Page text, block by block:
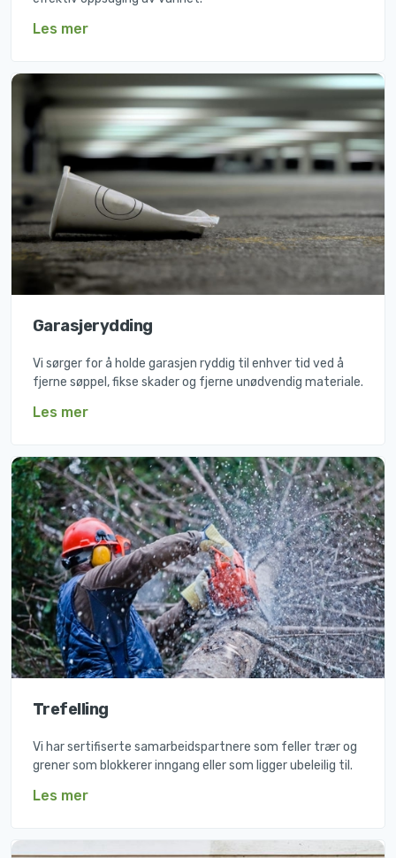
Les mer
Garasjerydding
Vi sørger for å holde garasjen ryddig til enhver tid ved å
fjerne søppel, fikse skader og fjerne unødvendig materiale.
Les mer
Trefelling
Vi har sertifiserte samarbeidspartnere som feller trær og
grener som blokkerer inngang eller som ligger ubeleilig til.
Les mer